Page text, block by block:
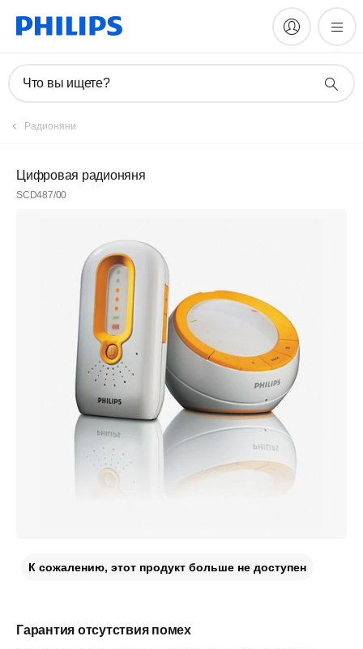
Что вы ищете?
Радионяни
Цифровая радионяня
SCD487/00
Гарантия отсутствия помех
К сожалению, этот продукт больше не доступен